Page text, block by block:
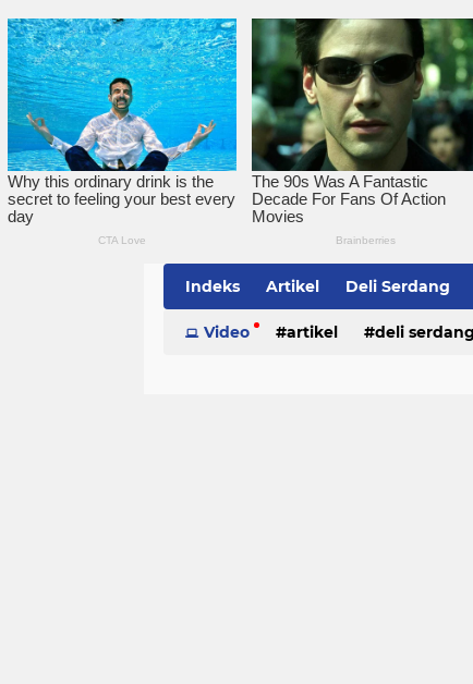
Indeks Artikel Deli Serdang
Simalungun Sumatera Utara
Video artikel deli serdang